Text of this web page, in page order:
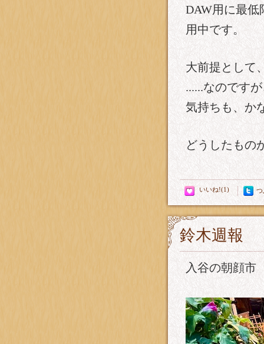
DAW用に最低
用中です。
大前提として
......なのです
気持ちも、か
どうしたもの
つ
鈴木週報
入谷の朝顔市